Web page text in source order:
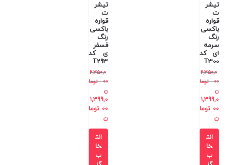
تیشر
ت
قواره
باکسی
رنگ
سرمه
ای کد
T300
2,350,0
00
توما
ن
1,399,0
00 توما
ن
انت
خا
ب
تیشر
ت
قواره
باکسی
رنگ
فسفر
ی کد
T293
2,350,0
00
توما
ن
1,399,0
00 توما
ن
انت
خا
ب